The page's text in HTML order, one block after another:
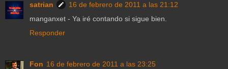
satrian
16 de febrero de 2011 a las 21:12
manganxet - Ya iré contando si sigue bien.
Responder
Fon 16 de febrero de 2011 a las 23:25